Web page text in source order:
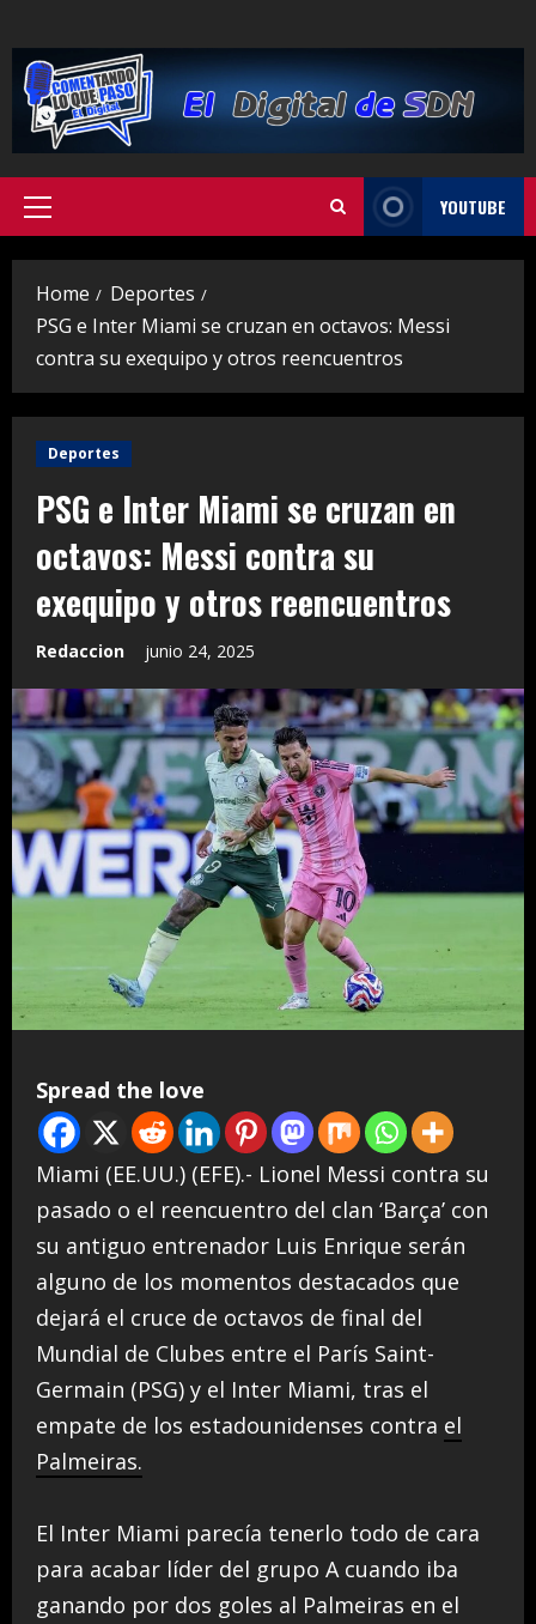
to
content
Primary
YOUTUBE
Home
Deportes
PSG e Inter Miami se cruzan en octavos: Messi
contra su exequipo y otros reencuentros
Deportes
PSG e Inter Miami se cruzan en
octavos: Messi contra su
exequipo y otros reencuentros
Redaccion junio 24, 2025
Spread the love
Miami (EE.UU.) (EFE).- Lionel Messi contra su
pasado o el reencuentro del clan ‘Barça’ con
su antiguo entrenador Luis Enrique serán
alguno de los momentos destacados que
dejará el cruce de octavos de final del
Mundial de Clubes entre el París Saint-
Germain (PSG) y el Inter Miami, tras el
empate de los estadounidenses contra el
Palmeiras.
El Inter Miami parecía tenerlo todo de cara
para acabar líder del grupo A cuando iba
ganando por dos goles al Palmeiras en el